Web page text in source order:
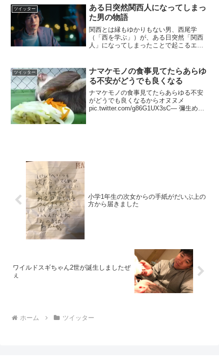
ツイッター
ある日突然関西人になってしまっ
た男の物語
関西とは縁もゆかりもない男、西尾学
（「西を学ぶ」）が、ある日突然「関西
人」になってしまったことで起こるエピ
ョートコメディ全12話。関西の皆さまの
そばで、その変わ...
ツイッター
ナマケモノの食事見てたらあらゆ
る不安がどうでも良くなる
ナマケモノの食事見てたらあらゆる不安
がどうでも良くなるからオヌヌメ
pic.twitter.com/g86G1UX3sC— 彌生めの
小学1年生の次女からの手紙がだいぶ上の
方から届きました
ワイルドスギちゃん2世が誕生しましたぜ
ぇ
ホーム ツイッター